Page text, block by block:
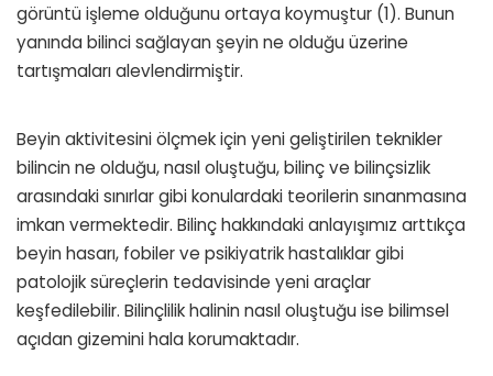
görüntü işleme olduğunu ortaya koymuştur (1). Bunun
yanında bilinci sağlayan şeyin ne olduğu üzerine
tartışmaları alevlendirmiştir.
Beyin aktivitesini ölçmek için yeni geliştirilen teknikler
bilincin ne olduğu, nasıl oluştuğu, bilinç ve bilinçsizlik
arasındaki sınırlar gibi konulardaki teorilerin sınanmasına
imkan vermektedir. Bilinç hakkındaki anlayışımız arttıkça
beyin hasarı, fobiler ve psikiyatrik hastalıklar gibi
patolojik süreçlerin tedavisinde yeni araçlar
keşfedilebilir. Bilinçlilik halinin nasıl oluştuğu ise bilimsel
açıdan gizemini hala korumaktadır.